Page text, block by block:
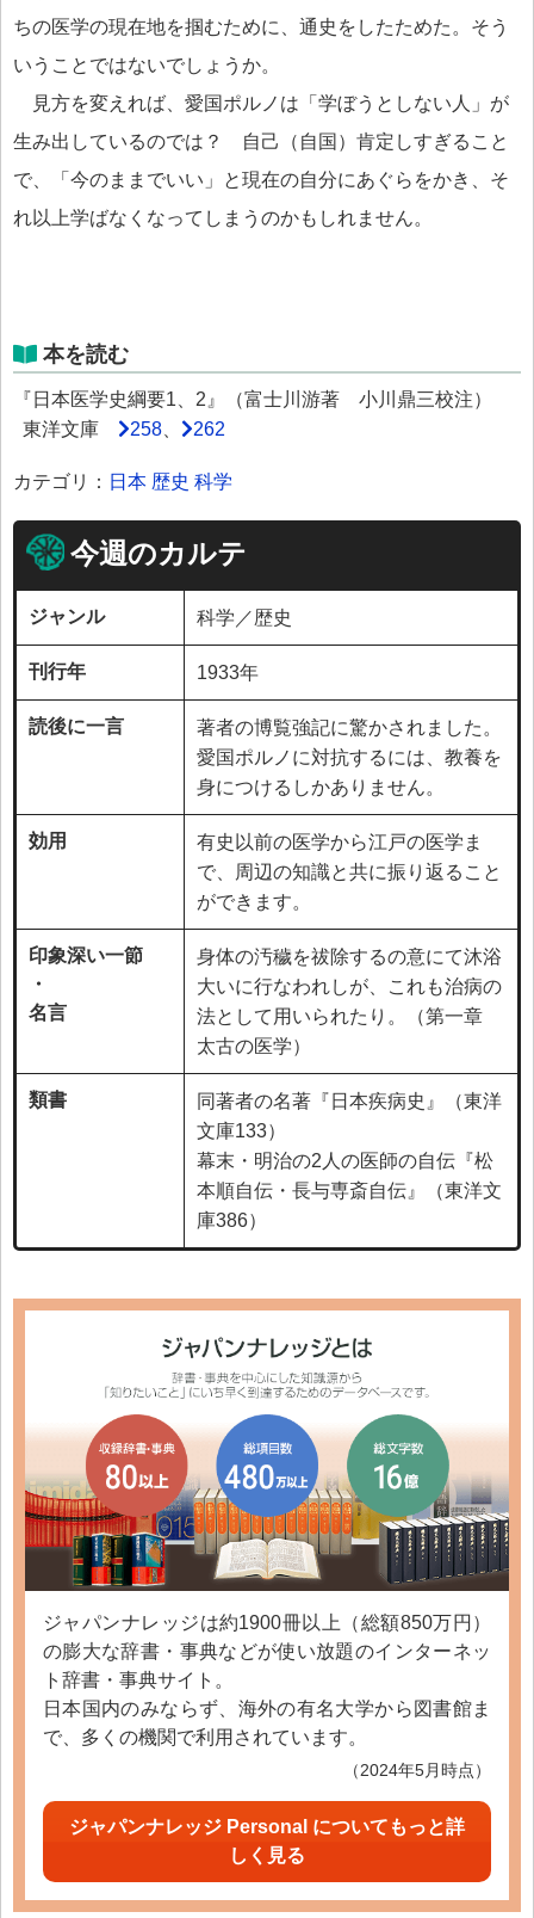
ちの医学の現在地を掴むために、通史をしたためた。そう
いうことではないでしょうか。
見方を変えれば、愛国ポルノは「学ぼうとしない人」が
生み出しているのでは？ 自己（自国）肯定しすぎること
で、「今のままでいい」と現在の自分にあぐらをかき、そ
れ以上学ばなくなってしまうのかもしれません。
本を読む
『日本医学史綱要1、2』（富士川游著 小川鼎三校注）
東洋文庫
258 262
カテゴリ： 日本 歴史 科学
今週のカルテ
ジャンル 科学／歴史
刊行年 1933年
読後に一言
著者の博覧強記に驚かされました。
愛国ポルノに対抗するには、教養を
身につけるしかありません。
効用
有史以前の医学から江戸の医学ま
で、周辺の知識と共に振り返ること
ができます。
印象深い一節
・
名言
身体の汚穢を祓除するの意にて沐浴
大いに行なわれしが、これも治病の
法として用いられたり。（第一章
太古の医学）
類書
同著者の名著『日本疾病史』（東洋
文庫133）
幕末・明治の2人の医師の自伝『松
本順自伝・長与専斎自伝』（東洋文
庫386）
ジャパンナレッジは約1900冊以上（総額850万円）
の膨大な辞書・事典などが使い放題のインターネッ
ト辞書・事典サイト。
日本国内のみならず、海外の有名大学から図書館ま
で、多くの機関で利用されています。
（2024年5月時点）
ジャパンナレッジ Personal についてもっと詳
しく見る